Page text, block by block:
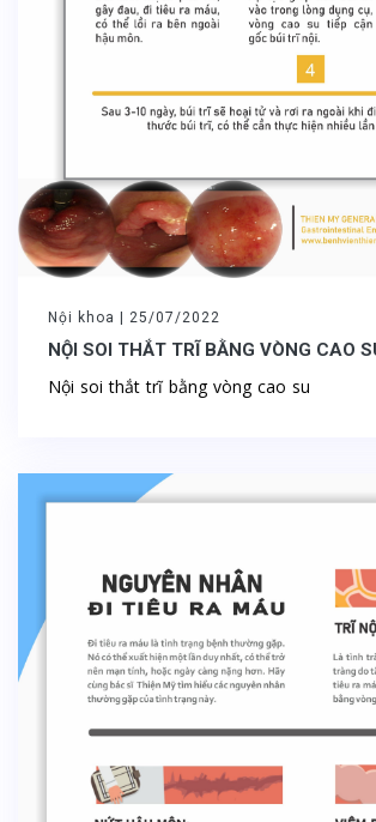
Nội khoa | 25/07/2022
NỘI SOI THẮT TRĨ BẰNG VÒNG CAO
Nội soi thắt trĩ bằng vòng cao su